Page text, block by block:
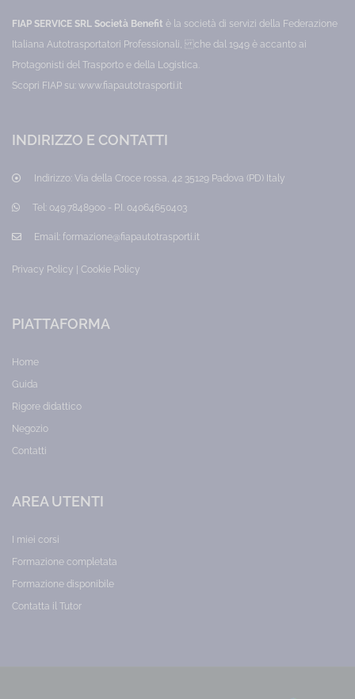
riferimento
ai
per
la
sicurezza
Categoria:
65,00
FIAP SERVICE SRL Società Benefit è la società di servizi della Federazione
Italiana Autotrasportatori Professionali, che dal 1949 è accanto ai
Protagonisti del Trasporto e della Logistica.
Scopri FIAP su: www.fiapautotrasporti.it
INDIRIZZO E CONTATTI
Indirizzo: Via della Croce rossa, 42 35129 Padova (PD) Italy
Tel: 049.7848900 - P.I. 04064650403
Email: formazione@fiapautotrasporti.it
Privacy Policy Cookie Policy
PIATTAFORMA
Home
Guida
Rigore didattico
Negozio
Contatti
AREA UTENTI
I miei corsi
Formazione completata
Formazione disponibile
Contatta il Tutor